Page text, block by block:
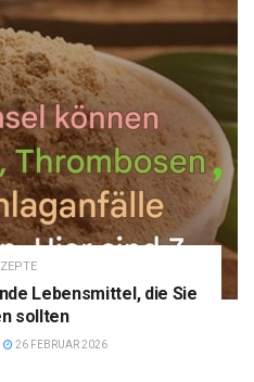
Lebensmittel, die Sie
sollten
26 FEBRUAR 2026